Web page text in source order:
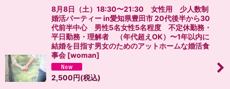
8月8日（土）18:30〜21:30 女性用 少人数制
婚活パーティー in愛知県豊田市 20代後半から30
代前半中心 男性5名女性5名程度 不定休勤務・
平日勤務・理解者 （年代超えOK）〜1年以内に
結婚を目指す男女のためのアットホームな婚活食
事会 [woman]
2,500円(税込)